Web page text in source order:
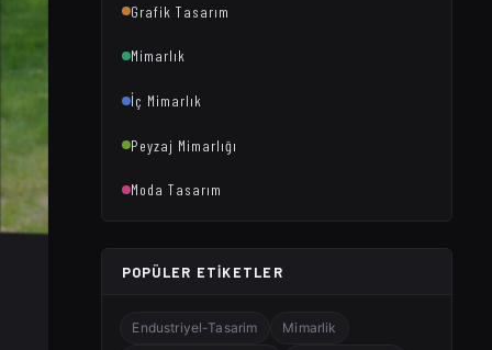
Grafik Tasarım
Mimarlık
İç Mimarlık
Peyzaj Mimarlığı
Moda Tasarım
POPÜLER ETIKETLER
Endustriyel-Tasarim
Mimarlik